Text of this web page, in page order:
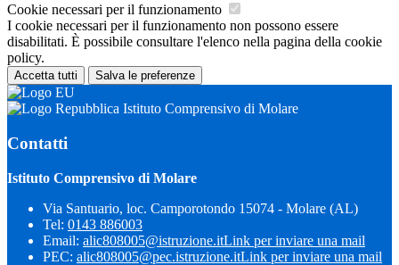
Cookie necessari per il funzionamento
I cookie necessari per il funzionamento non possono essere
disabilitati. È possibile consultare l'elenco nella pagina della cookie
policy.
Accetta tutti Salva le preferenze
Istituto Comprensivo di Molare
Contatti
Istituto Comprensivo di Molare
Via Santuario, loc. Camporotondo 15074 - Molare (AL)
Tel: 0143 886003
Email: alic808005@istruzione.itLink per inviare una mail
PEC: alic808005@pec.istruzione.itLink per inviare una mail